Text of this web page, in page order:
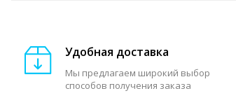
Удобная доставка
Мы предлагаем широкий выбор
способов получения заказа